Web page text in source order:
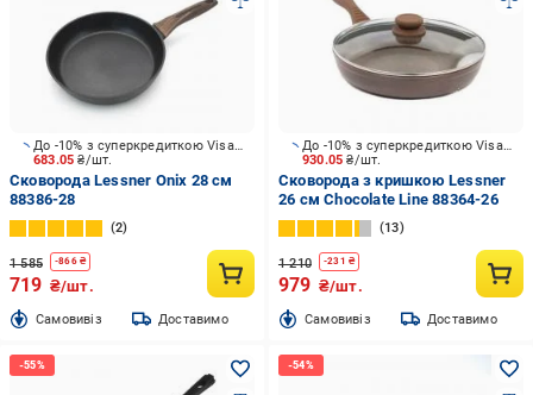
683.05₴/шт.
До -10% з суперкредиткою Visa Вигода
Сковорода Lessner Onix 28 см
88386-28
2
1 585 -866₴
719 ₴/шт.
Cамовивіз Доставимо
930.05₴/шт.
До -10% з суперкредиткою Visa Вигода
Сковорода з кришкою Lessner
26 см Chocolate Line 88364-26
13
1 210 -231 ₴
979 ₴/шт.
Cамовивіз Доставимо